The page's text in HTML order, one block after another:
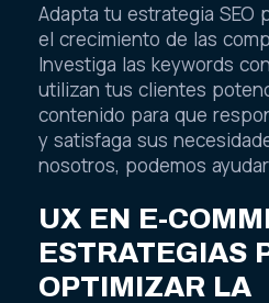
Adapta tu estrategia SEO
el crecimiento de las
Investiga las keywords
utilizan tus clientes
contenido para que
y satisfaga sus
nosotros, podemos
UX EN E-
ESTRATEGIAS
OPTIMIZAR LA